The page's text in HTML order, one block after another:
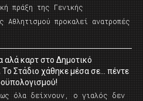
πράξη της Γενικής
Αθλητισμού προκαλεί ανατροπές
αλά καρτ στο Δημοτικό
Το Στάδιο χάθηκε μέσα σε… πέντε
όλα δείχνουν, ο γιαλός δεν